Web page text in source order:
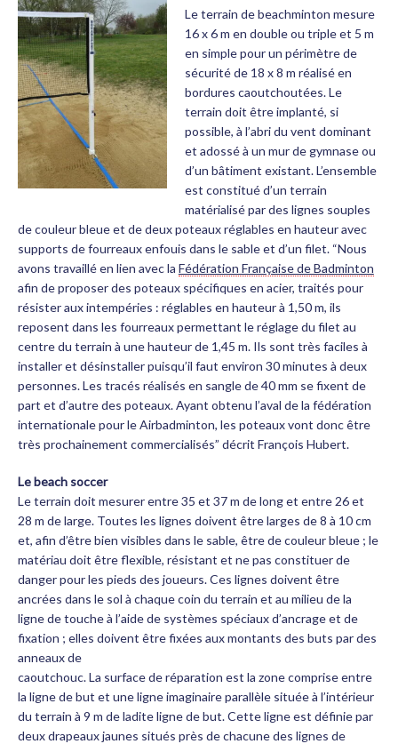
Le terrain de beachminton mesure
16 x 6 m en double ou triple et 5 m
en simple pour un périmètre de
sécurité de 18 x 8 m réalisé en
bordures caoutchoutées. Le
terrain doit être implanté, si
possible, à l’abri du vent dominant
et adossé à un mur de gymnase ou
d’un bâtiment existant. L’ensemble
est constitué d’un terrain
matérialisé par des lignes souples
de couleur bleue et de deux poteaux réglables en hauteur avec
supports de fourreaux enfouis dans le sable et d’un filet. “Nous
avons travaillé en lien avec la Fédération Française de Badminton
afin de proposer des poteaux spécifiques en acier, traités pour
résister aux intempéries : réglables en hauteur à 1,50 m, ils
reposent dans les fourreaux permettant le réglage du filet au
centre du terrain à une hauteur de 1,45 m. Ils sont très faciles à
installer et désinstaller puisqu’il faut environ 30 minutes à deux
personnes. Les tracés réalisés en sangle de 40 mm se fixent de
part et d’autre des poteaux. Ayant obtenu l’aval de la fédération
internationale pour le Airbadminton, les poteaux vont donc être
très prochainement commercialisés” décrit François Hubert.
Le beach soccer
Le terrain doit mesurer entre 35 et 37 m de long et entre 26 et
28 m de large. Toutes les lignes doivent être larges de 8 à 10 cm
et, afin d’être bien visibles dans le sable, être de couleur bleue ; le
matériau doit être flexible, résistant et ne pas constituer de
danger pour les pieds des joueurs. Ces lignes doivent être
ancrées dans le sol à chaque coin du terrain et au milieu de la
ligne de touche à l’aide de systèmes spéciaux d’ancrage et de
fixation ; elles doivent être fixées aux montants des buts par des
anneaux de
caoutchouc. La surface de réparation est la zone comprise entre
la ligne de but et une ligne imaginaire parallèle située à l’intérieur
du terrain à 9 m de ladite ligne de but. Cette ligne est définie par
deux drapeaux jaunes situés près de chacune des lignes de